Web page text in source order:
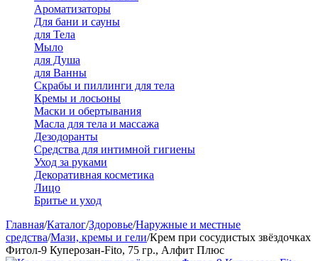
Ароматизаторы
Для бани и сауны
для Тела
Мыло
для Душа
для Ванны
Скрабы и пиллинги для тела
Кремы и лосьоны
Маски и обертывания
Масла для тела и массажа
Дезодоранты
Средства для интимной гигиены
Уход за руками
Декоративная косметика
Лицо
Бритье и уход
Главная/Каталог/Здоровье/Наружные и местные
средства/Мази, кремы и гели/Крем при сосудистых звёздочках
Фитол-9 Куперозан-Fito, 75 гр., Алфит Плюс